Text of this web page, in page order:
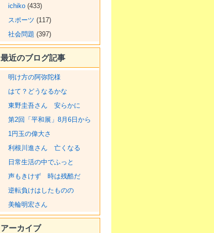
ichiko(433)
スポーツ (117)
社会問題 (397)
最近のブログ記事
明け方の阿弥陀様
はて？どうなるかな
東野圭吾さん 安らかに
第2回「平和展」8月6日から
1円玉の偉大さ
利根川進さん 亡くなる
日常生活の中でふっと
声もきけず 時は残酷だ
逆転負けはしたものの
美輪明宏さん
アーカイブ